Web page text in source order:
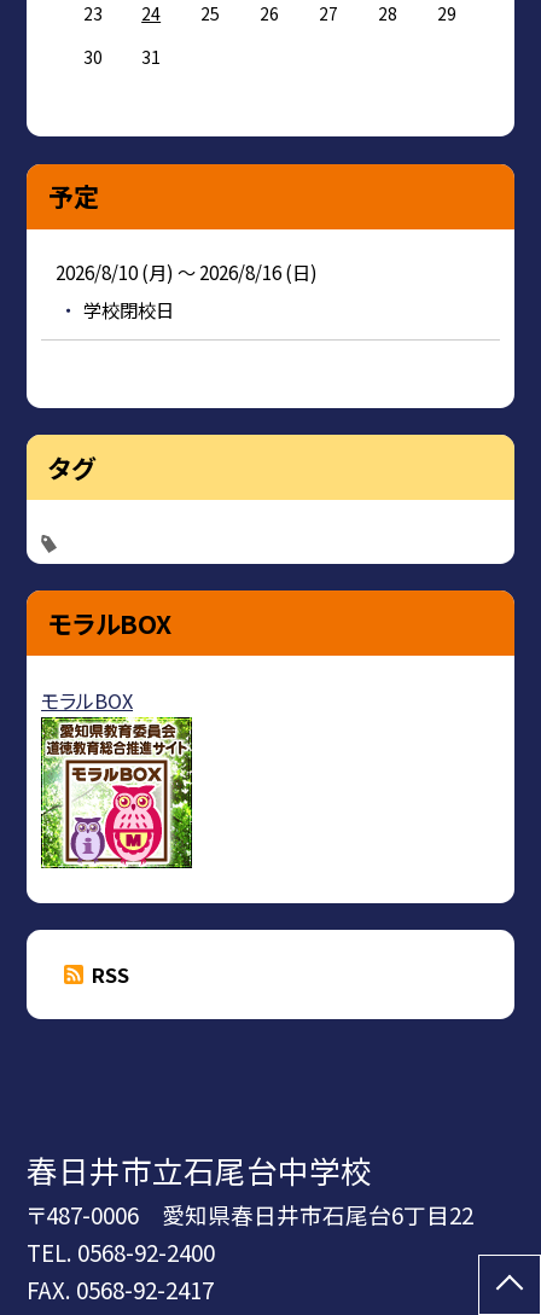
23
24 25 26 27 28
29
30
31
予定
2026/8/10 (月) ～ 2026/8/16 (日)
学校閉校日
タグ
モラルBOX
モラルBOX
RSS
春日井市立石尾台中学校
〒487-0006 愛知県春日井市石尾台6丁目22
TEL. 0568-92-2400
FAX. 0568-92-2417